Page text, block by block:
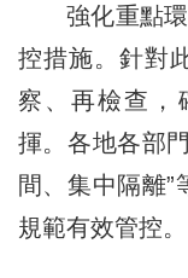
強化重點環
控措施。針對
察、再檢查，
揮。各地各部
間、集中隔離”
規範有效管控。